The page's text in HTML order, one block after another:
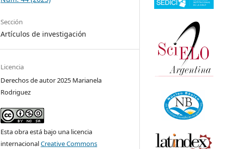
Sección
Artículos de investigación
Licencia
Derechos de autor 2025 Marianela
Rodriguez
Esta obra está bajo una licencia
internacionalCreative Commons